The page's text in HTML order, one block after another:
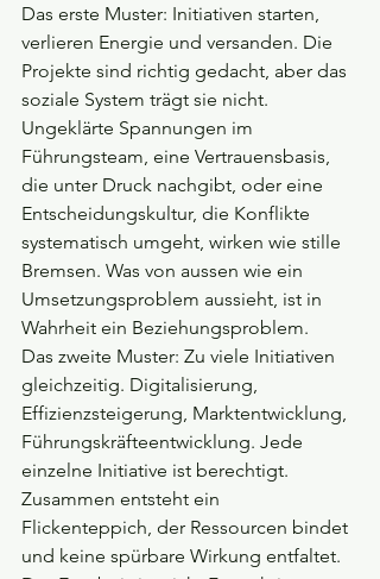
Das erste Muster: Initiativen starten,
verlieren Energie und versanden. Die
Projekte sind richtig gedacht, aber das
soziale System trägt sie nicht.
Ungeklärte Spannungen im
Führungsteam, eine Vertrauensbasis,
die unter Druck nachgibt, oder eine
Entscheidungskultur, die Konflikte
systematisch umgeht, wirken wie stille
Bremsen. Was von aussen wie ein
Umsetzungsproblem aussieht, ist in
Wahrheit ein Beziehungsproblem.
Das zweite Muster: Zu viele Initiativen
gleichzeitig. Digitalisierung,
Effizienzsteigerung, Marktentwicklung,
Führungskräfteentwicklung. Jede
einzelne Initiative ist berechtigt.
Zusammen entsteht ein
Flickenteppich, der Ressourcen bindet
und keine spürbare Wirkung entfaltet.